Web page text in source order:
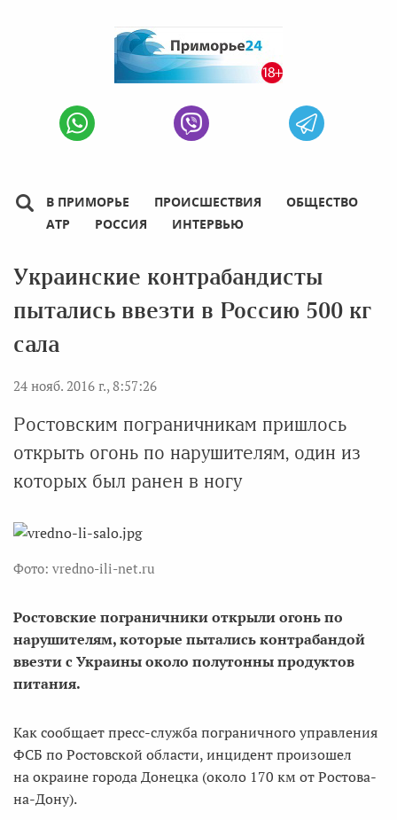
В ПРИМОРЬЕ ПРОИСШЕСТВИЯ
ОБЩЕСТВО
АТР
РОССИЯ ИНТЕРВЬЮ
Украинские контрабандисты
пытались ввезти в Россию 500 кг
сала
24 нояб. 2016 г., 8:57:26
Ростовским пограничникам пришлось
открыть огонь по нарушителям, один из
которых был ранен в ногу
Фото: vredno-ili-net.ru
Ростовские пограничники открыли огонь по
нарушителям, которые пытались контрабандой
ввезти с Украины около полутонны продуктов
питания.
Как сообщает пресс-служба пограничного управления
ФСБ по Ростовской области, инцидент произошел
на окраине города Донецка (около 170 км от Ростова-
на-Дону).